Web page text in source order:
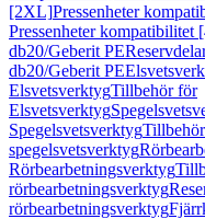
[2XL]Pressenheter
Pressenheter kompatibilitet
db20/Geberit PE
db20/Geberit PE
ElsvetsverktygTillbehör för
Elsvetsverktyg
Spegelsvetsverktyg
spegelsvetsverktyg
Rörbearbetningsverktyg
rörbearbetningsverktyg
rörbearbetningsverktyg